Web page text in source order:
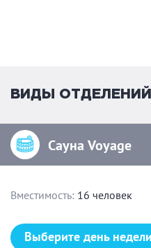
ВИДЫ
Сауна Voyage
Вместимость: 16 человек
Выберите день недели:
Выберите день недели